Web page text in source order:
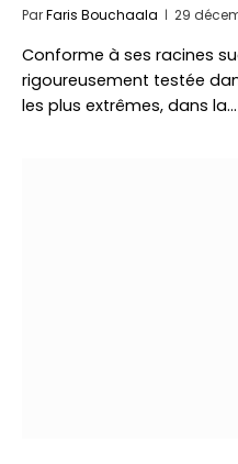
ParFaris Bouchaala 29
Conforme à ses racines
rigoureusement testée
les plus extrêmes, dans la…